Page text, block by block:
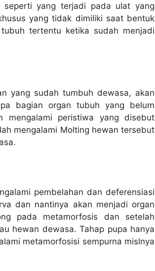
seperti yang terjadi pada ulat yang
yang tidak dimiliki saat bentuk
tertentu ketika sudah menjadi
yang sudah tumbuh dewasa, akan
bagian organ tubuh yang belum
mengalami peristiwa yang disebut
mengalami Molting hewan tersebut
pembelahan dan deferensiasi
dan nantinya akan menjadi organ
pada metamorfosis dan setelah
hewan dewasa. Tahap pupa hanya
metamorfosisi sempurna mislnya